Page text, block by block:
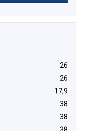
26
26
17,9
38
38
38